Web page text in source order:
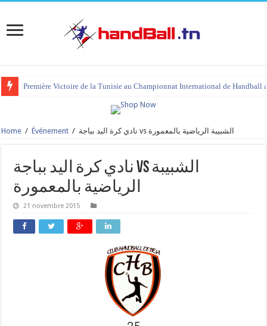
Première Victoire de la Tunisie au Championnat International de Handball
Home / Événement / نادي كرة اليد بباجة vs الشبيبة الرياضية بالمعمورة
نادي كرة اليد بباجة vs الشبيبة
الرياضية بالمعمورة
21 novembre 2015